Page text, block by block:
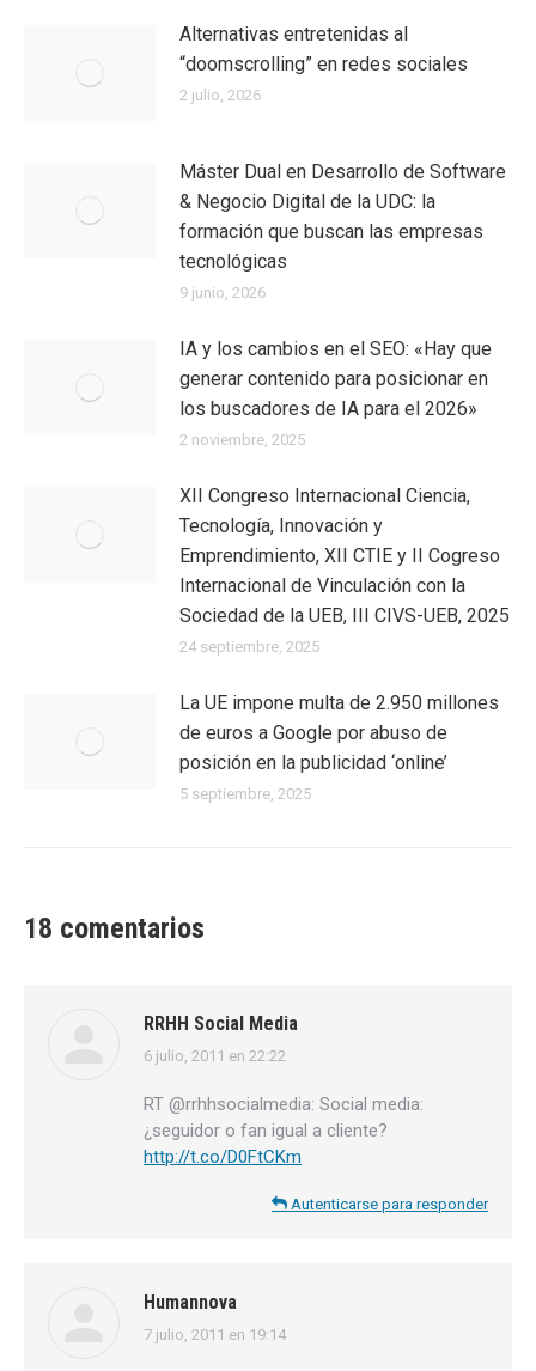
Alternativas entretenidas al
“doomscrolling” en redes sociales
2 julio, 2026
Máster Dual en Desarrollo de Software
& Negocio Digital de la UDC: la
formación que buscan las empresas
tecnológicas
9 junio, 2026
IA y los cambios en el SEO: «Hay que
generar contenido para posicionar en
los buscadores de IA para el 2026»
2 noviembre, 2025
XII Congreso Internacional Ciencia,
Tecnología, Innovación y
Emprendimiento, XII CTIE y II Cogreso
Internacional de Vinculación con la
Sociedad de la UEB, III CIVS-UEB, 2025
24 septiembre, 2025
La UE impone multa de 2.950 millones
de euros a Google por abuso de
posición en la publicidad ‘online’
5 septiembre, 2025
18 comentarios
RRHH Social Media
dice:
6 julio, 2011 en 22:22
RT @rrhhsocialmedia: Social media:
¿seguidor o fan igual a cliente?
http://t.co/D0FtCKm
Autenticarse para responder
Humannova
dice:
7 julio, 2011 en 19:14